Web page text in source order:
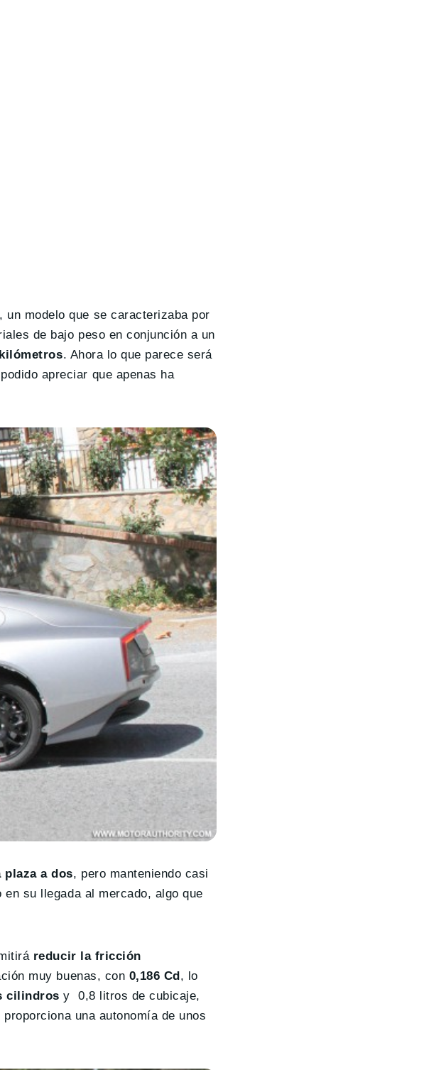
, un modelo que se caracterizaba por
de bajo peso en conjunción a un
. Ahora lo que parece será
apreciar que apenas ha
plaza a dos, pero manteniendo casi
su llegada al mercado, algo que
reducir la fricción
muy buenas, con 0,186 Cd , lo
cilindros y 0,8 litros de cubicaje,
una autonomía de unos